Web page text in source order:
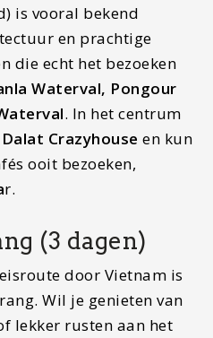
is vooral bekend
en prachtige
die echt het bezoeken
Waterval, Pongour
. In het centrum
Dalat Crazyhouse en kun
ooit bezoeken,
r.
(3 dagen)
door Vietnam is
Wil je genieten van
lekker rusten aan het